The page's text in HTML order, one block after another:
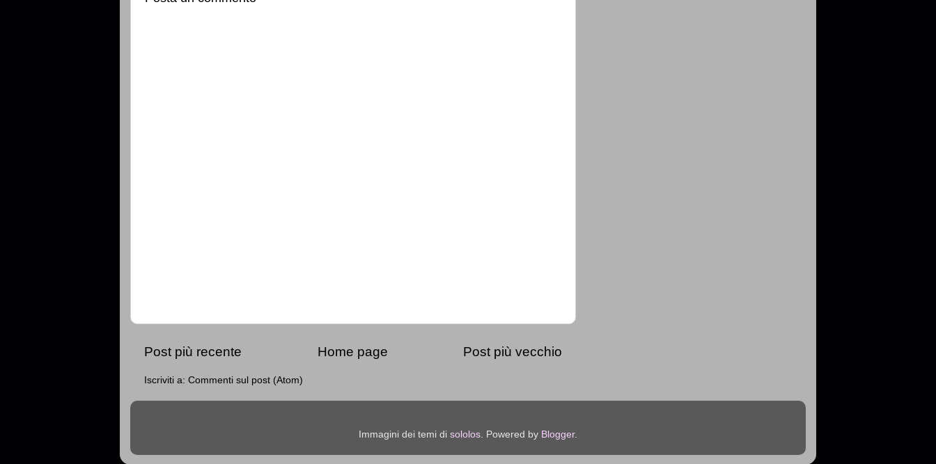
Post più recente Post più vecchio
Home page
Iscriviti a: Commenti sul post (Atom)
Immagini dei temi di sololos . Powered by Blogger.